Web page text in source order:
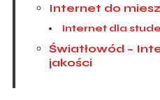
Internet do
Internet dla
Światłowód –
jakości